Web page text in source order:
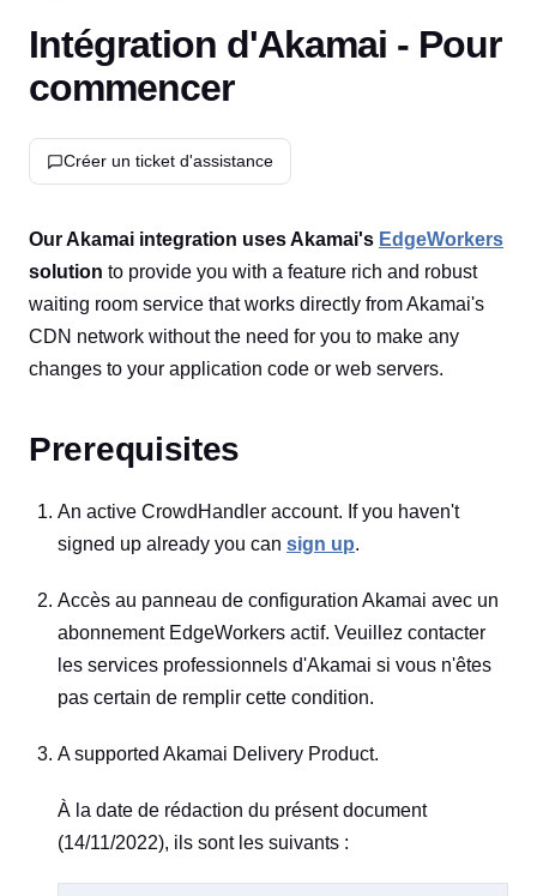
Intégration d'Akamai - Pour
commencer
Créer un ticket d'assistance
Our Akamai integration uses Akamai's EdgeWorkers
solution to provide you with a feature rich and robust
waiting room service that works directly from Akamai's
CDN network without the need for you to make any
changes to your application code or web servers.
Prerequisites
An active CrowdHandler account. If you haven't
signed up already you can sign up.
Accès au panneau de configuration Akamai avec un
abonnement EdgeWorkers actif. Veuillez contacter
les services professionnels d'Akamai si vous n'êtes
pas certain de remplir cette condition.
A supported Akamai Delivery Product.
À la date de rédaction du présent document
(14/11/2022), ils sont les suivants :